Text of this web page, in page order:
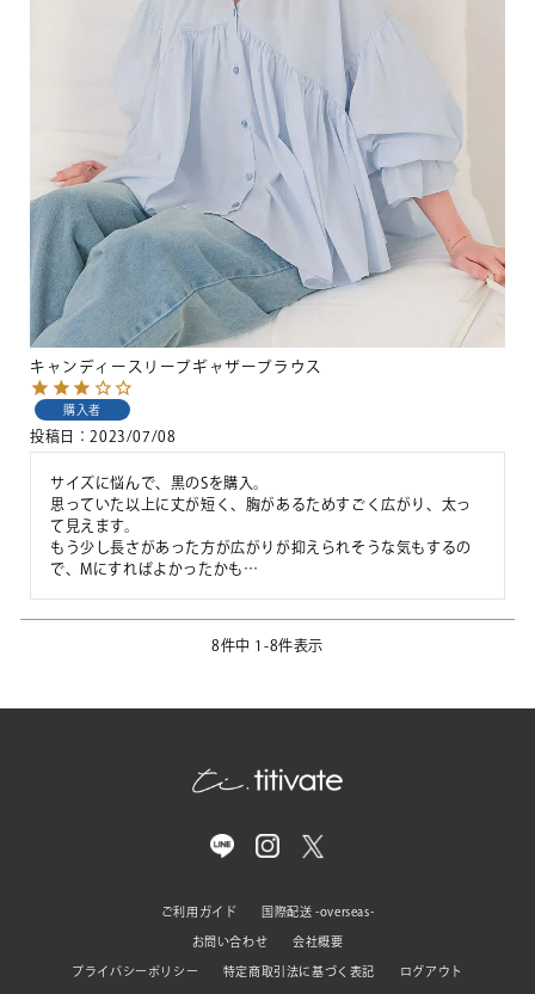
キャンディースリーブギャザーブラウス
購入者
投稿日 2023/07/08
サイズに悩んで、黒のSを購入。
思っていた以上に丈が短く、胸があるためすごく広がり、太っ
て見えます。
もう少し長さがあった方が広がりが抑えられそうな気もするの
8件中 1 -8件表示
ご利用ガイド 国際配送 -overseas-
お問い合わせ 会社概要
プライバシーポリシー 特定商取引法に基づく表記 ログアウト